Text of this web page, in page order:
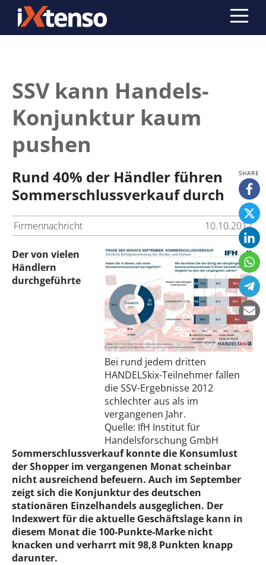
SSV kann Handels-
Konjunktur kaum
pushen
Rund 40% der Händler führen
Sommerschlussverkauf durch
Firmennachricht 10.10.2012
Bei rund jedem dritten
HANDELSkix-Teilnehmer fallen
die SSV-Ergebnisse 2012
schlechter aus als im
vergangenen Jahr.
Quelle: IfH Institut für
Handelsforschung GmbH
Der von vielen
Händlern
durchgeführte
Sommerschlussverkauf konnte die Konsumlust
der Shopper im vergangenen Monat scheinbar
nicht ausreichend befeuern. Auch im September
zeigt sich die Konjunktur des deutschen
stationären Einzelhandels ausgeglichen. Der
Indexwert für die aktuelle Geschäftslage kann in
diesem Monat die 100-Punkte-Marke nicht
knacken und verharrt mit 98,8 Punkten knapp
darunter.